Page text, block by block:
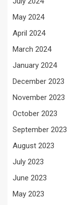
May 2024
April 2024
March 2024
January 2024
December 2023
November 2023
October 2023
September 2023
August 2023
July 2023
June 2023
May 2023